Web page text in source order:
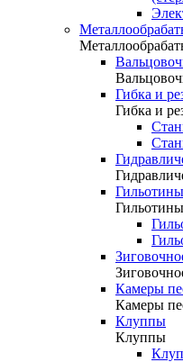
Гибка и
Гибка и
Гильотины
Гильотины
Камеры
Камеры
Клуппы
Клуппы